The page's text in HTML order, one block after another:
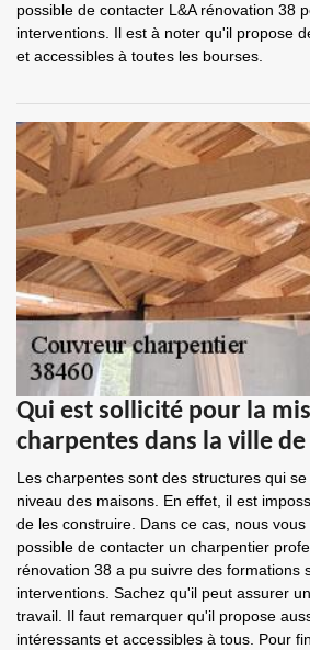
possible de contacter L&A rénovation 38
interventions. Il est à noter qu'il propose
et accessibles à toutes les bourses.
Qui est sollicité pour la
charpentes dans la ville de
Les charpentes sont des structures qui
niveau des maisons. En effet, il est
de les construire. Dans ce cas, nous
possible de contacter un charpentier
rénovation 38 a pu suivre des formations
interventions. Sachez qu'il peut assurer
travail. Il faut remarquer qu'il propose
intéressants et accessibles à tous. Pour